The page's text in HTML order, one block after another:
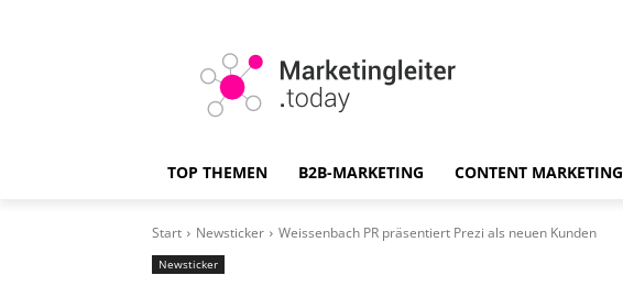
TOP THEMEN B2B-MARKETING CONTENT MARKETING
Start Newsticker Weissenbach PR präsentiert Prezi als neuen Kunden
Newsticker